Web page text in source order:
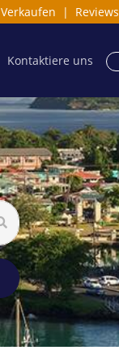
Verkaufen | Reviews
Kontaktiere uns